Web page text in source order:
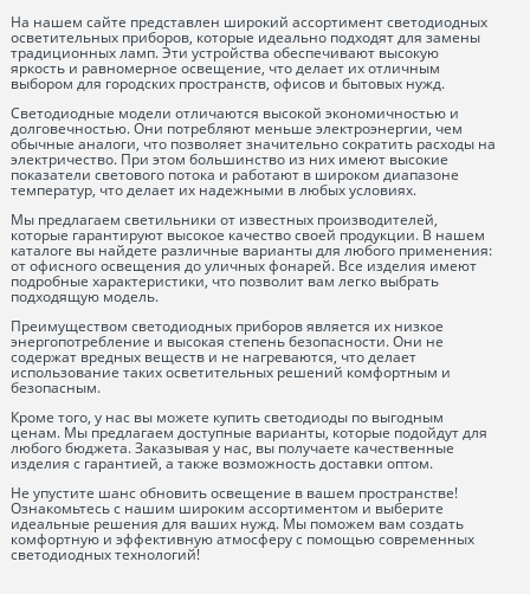
На нашем сайте представлен широкий ассортимент светодиодных
осветительных приборов, которые идеально подходят для замены
традиционных ламп. Эти устройства обеспечивают высокую
яркость и равномерное освещение, что делает их отличным
выбором для городских пространств, офисов и бытовых нужд.
Светодиодные модели отличаются высокой экономичностью и
долговечностью. Они потребляют меньше электроэнергии, чем
обычные аналоги, что позволяет значительно сократить расходы на
электричество. При этом большинство из них имеют высокие
показатели светового потока и работают в широком диапазоне
температур, что делает их надежными в любых условиях.
Мы предлагаем светильники от известных производителей,
которые гарантируют высокое качество своей продукции. В нашем
каталоге вы найдете различные варианты для любого применения:
от офисного освещения до уличных фонарей. Все изделия имеют
подробные характеристики, что позволит вам легко выбрать
подходящую модель.
Преимуществом светодиодных приборов является их низкое
энергопотребление и высокая степень безопасности. Они не
содержат вредных веществ и не нагреваются, что делает
использование таких осветительных решений комфортным и
безопасным.
Кроме того, у нас вы можете купить светодиоды по выгодным
ценам. Мы предлагаем доступные варианты, которые подойдут для
любого бюджета. Заказывая у нас, вы получаете качественные
изделия с гарантией, а также возможность доставки оптом.
Не упустите шанс обновить освещение в вашем пространстве!
Ознакомьтесь с нашим широким ассортиментом и выберите
идеальные решения для ваших нужд. Мы поможем вам создать
комфортную и эффективную атмосферу с помощью современных
светодиодных технологий!